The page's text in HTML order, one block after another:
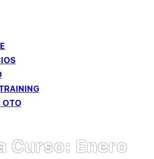
One to One
OTO
Curso: Enero